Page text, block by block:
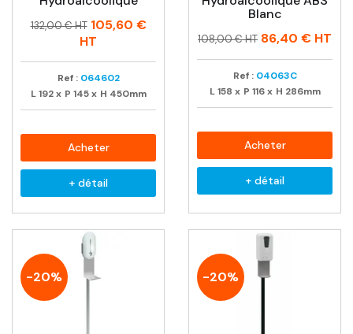
Prix
Prix
132,00 € HT 105,60 €
HT
Ref : 064602
L 192 x P 145 x H 450mm
Acheter
+ détail
Blanc
Prix
Prix
108,00 € HT 86,40 € HT
Ref : 04063C
L 158 x P 116 x H 286mm
Acheter
+ détail
-20% -20%